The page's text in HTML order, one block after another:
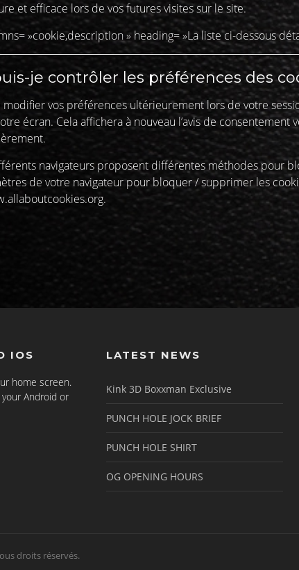
et efficace lors de vos futures visites sur le site.
»cookie,description » heading= »La liste ci-dessous
je contrôler les préférences des
modifier vos préférences ultérieurement lors de votre
écran. Cela affichera à nouveau l’avis de
navigateurs proposent différentes méthodes pour
de votre navigateur pour bloquer / supprimer les
IOS
home screen.
Android or
LATEST NEWS
Kink 3D Boxxman Exclusive
PUNCH HOLE JOCK BRIEF
PUNCH HOLE SHIRT
OG OPENING HOURS
droits réservés.